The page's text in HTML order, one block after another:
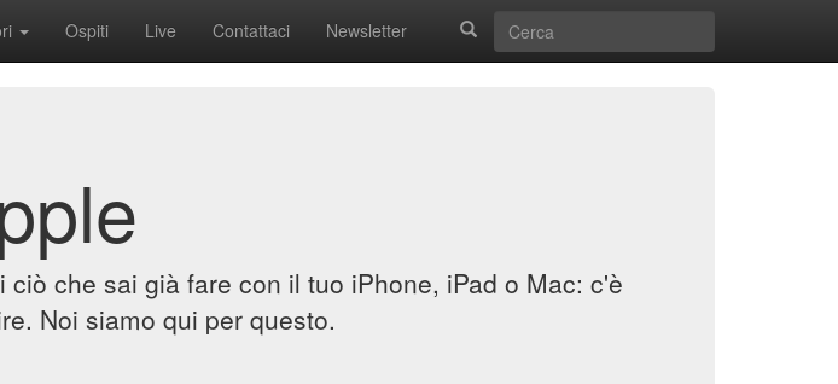
Ospiti Live Contattaci Newsletter
ciò che sai già fare con il tuo iPhone, iPad o Mac: c'è
Noi siamo qui per questo.